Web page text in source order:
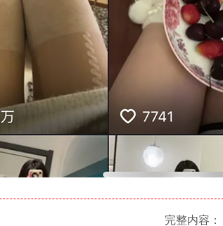
完整内容：